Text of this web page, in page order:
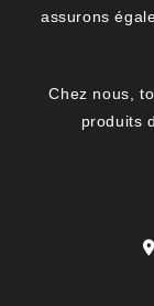
assurons
Chez nous,
produits